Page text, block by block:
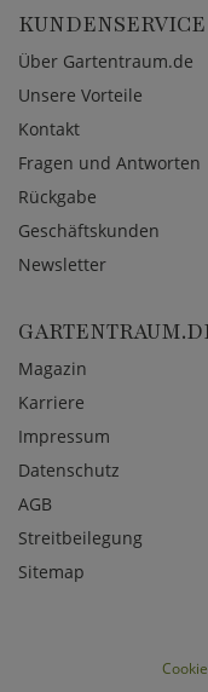
KUNDENSERVICE
Über Gartentraum.de
Unsere Vorteile
Kontakt
Fragen und Antworten
Rückgabe
Geschäftskunden
Newsletter
Magazin
Karriere
Impressum
Datenschutz
AGB
Streitbeilegung
Sitemap